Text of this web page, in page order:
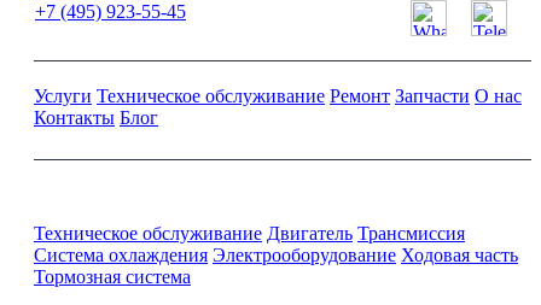
+7 (495) 923-55-45
Услуги Техническое обслуживание Ремонт Запчасти О нас
Контакты Блог
Техническое обслуживание Двигатель Трансмиссия
Система охлаждения Электрооборудование Ходовая часть
Тормозная система